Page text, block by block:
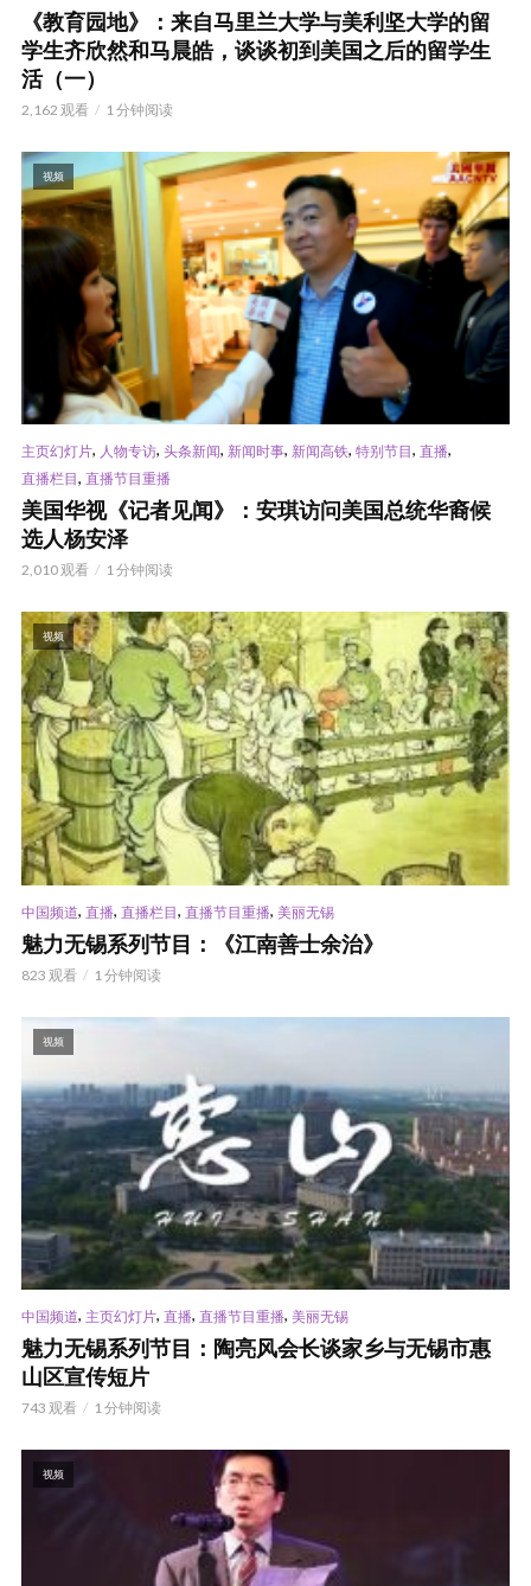
《教育园地》：来自马里兰大学与美利坚大学的留
学生齐欣然和马晨皓，谈谈初到美国之后的留学生
活（一）
2,162 观看 1 分钟阅读
视频
主页幻灯片, 人物专访, 头条新闻, 新闻时事, 新闻高铁, 特别节目, 直播,
直播栏目, 直播节目重播
美国华视《记者见闻》：安琪访问美国总统华裔候
选人杨安泽
2,010 观看 1 分钟阅读
视频
中国频道, 直播, 直播栏目, 直播节目重播, 美丽无锡
魅力无锡系列节目：《江南善士余治》
823 观看 1 分钟阅读
视频
中国频道, 主页幻灯片, 直播, 直播节目重播, 美丽无锡
魅力无锡系列节目：陶亮风会长谈家乡与无锡市惠
山区宣传短片
743 观看 1 分钟阅读
视频